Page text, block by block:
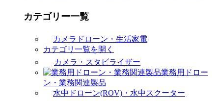
カテゴリー一覧
カメラドローン・生活家電
カテゴリ一覧を開く
カメラ・スタビライザー
業務用ドロー
ン・業務関連製品
水中ドローン(ROV)・水中スクーター